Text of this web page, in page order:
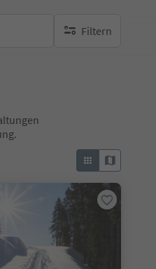
Filtern
keine aktiven Filte